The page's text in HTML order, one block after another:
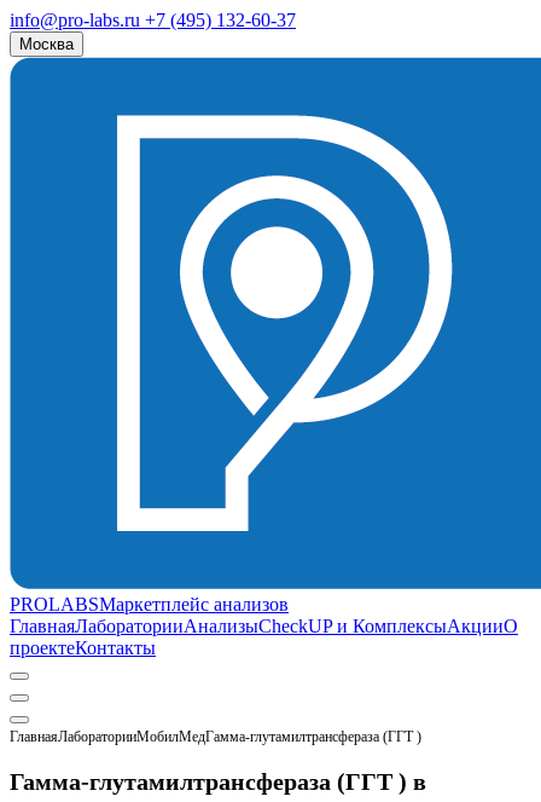
info@pro-labs.ru +7 (495) 132-60-37
Москва
PROLABSМаркетплейс анализов
ГлавнаяЛабораторииАнализыCheckUP и КомплексыАкцииО
проектеКонтакты
ГлавнаяЛабораторииМобилМедГамма-глутамилтрансфераза (ГГТ )
Гамма-глутамилтрансфераза (ГГТ ) в